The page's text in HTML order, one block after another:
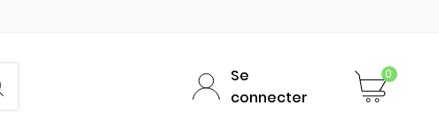
Se
connecter
0